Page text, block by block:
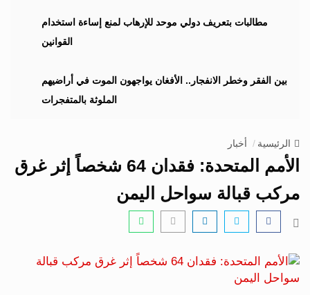
مطالبات بتعريف دولي موحد للإرهاب لمنع إساءة استخدام
القوانين
بين الفقر وخطر الانفجار.. الأفغان يواجهون الموت في أراضيهم
الملوثة بالمتفجرات
الرئيسية أخبار
الأمم المتحدة: فقدان 64 شخصاً إثر غرق
مركب قبالة سواحل اليمن